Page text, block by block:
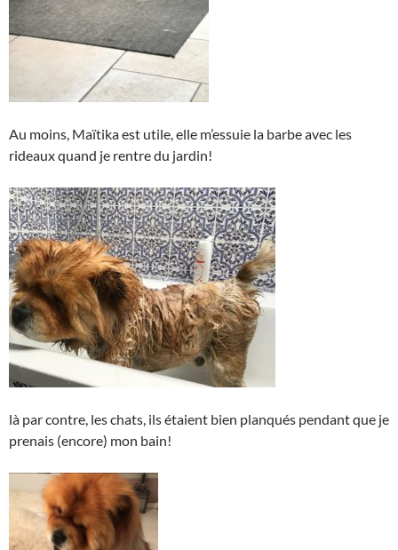
Au moins, Maïtika est utile, elle m’essuie la barbe avec les
rideaux quand je rentre du jardin!
là par contre, les chats, ils étaient bien planqués pendant que je
prenais (encore) mon bain!